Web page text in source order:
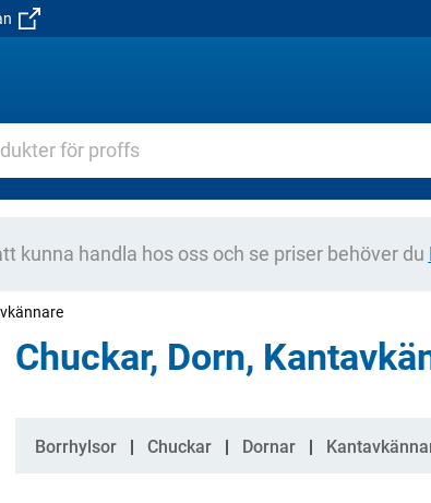
kunna handla hos oss och se priser behöver du
Chuckar, Dorn,
Kategorier
Borrhylsor Chuckar Dornar